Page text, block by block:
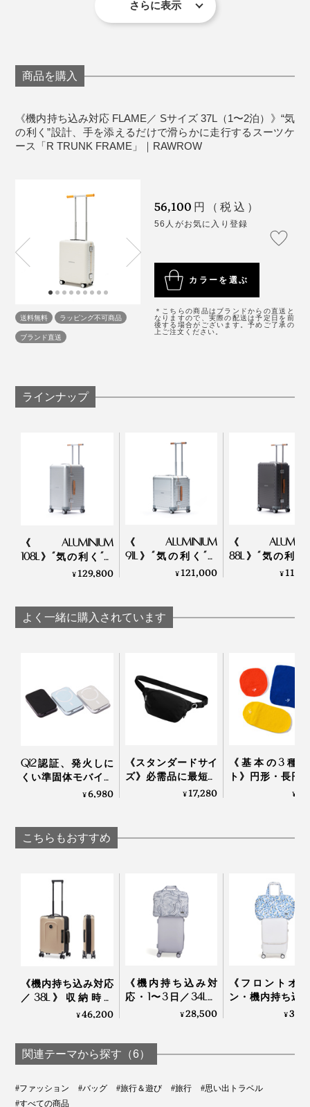
さらに、さまざまなテストを重ねた上で商品化されてい
ます。
①ランダム回転テスト
突起のある巨大なドラム式洗濯機のような機械の中で転
がし、連続する衝撃に耐えられるかを100回転テスト。
「角」「キャスター」「ハンドル」「正面」「背面」の
耐衝撃性をテスト。5箇所それぞれを下にして、90cmの
下。
④耐冷温度テスト
荷物を入れた状態で、-12℃の低温環境でテスト。
めなのもポイント。
納できるので、２個セットで購入したいです！
《TSAロックについて》
「TSAロック」とは、アメリカ運輸保安局によって認
可・容認されたロック方式。アメリカ合衆国をはじめ、
世界各国60以上の空港では、施錠しないことを求められ
ていますが、「TSAロック」は空港職員が鍵を開けるこ
とができる仕組みになっているため、鍵を壊されること
なく、検査が可能。
＜使用時のご注意＞
紫外線を避け、湿度と温度が低く、風通しの良い場
所に保管してください。
使用後は半日程度、風通しの良い場所で湿気を取り
無理に使用すると、ホイールが損傷する恐れがあり
ます。
無理に力を入れて荷物を収納すると、フレームが変
本製品は完全防水ではないため、雨天時には必ず防
航空会社の手荷物処理および運送中の傷や摩耗、押
印などが発生する場合があり、航空会社の取扱い不
注意や第三者の過失、外部からの衝撃、取り扱い不
注意による損傷での返品は承ることができません。
貨物サイズと重量の超過費用は航空会社によって異
なる場合がございます。
さらに表示
商品を購入
《機内持ち込み対応 FLAME／ Sサイズ 37L（1〜2泊）》“気
の利く”設計、手を添えるだけで滑らかに走行するスーツケ
ース「R TRUNK FRAME」｜RAWROW
送料無料
ラッピング不可商品
ブランド直送
56,100 円（税込）
56人がお気に入り登録
カラーを選ぶ
＊こちらの商品はブランドからの直送と
なりますので、実際の配送は予定日を前
後する場合がございます。予めご了承の
上ご注文ください。
ラインナップ
《ALUMINIUM
108L》“気の利く”設
計、手を添えるだけ
TRUNK
ALUMINIUM」｜
¥129,800
《ALUMINIUM
91L》“気の利く”設
計、手を添えるだけ
TRUNK
ALUMINIUM」｜
¥121,000
《
88L》“気の利く
計、手を添える
¥
よく一緒に購入されています
Qi2認証、発火しに
くい準固体モバイル
バッテリー
¥6,980
《スタンダードサイ
ズ》必需品に最短ア
クセス、誰でも整理
¥17,280
《基本の3種
ト》円形・長円
長方形各１個で
¥
こちらもおすすめ
《機内持ち込み対応
／38L》収納時に
は、約1／2にスリム
「foldaway」｜senz°
¥46,200
《機内持ち込み対
応・1〜3日／34L》
360度なめらか走
ボストン付き「スー
ツケース」｜Aww
¥28,500
《フロントオ
ン・機内持ち込
応／39L》立て
リークがつくる
ス」| Aww
¥
関連テーマから探す（6）
#ファッション #バッグ #旅行＆遊び #旅行
#思い出トラベル
#すべての商品